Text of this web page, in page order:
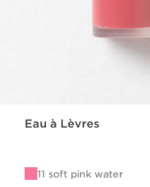
Eau à Lèvres
11 soft pink water